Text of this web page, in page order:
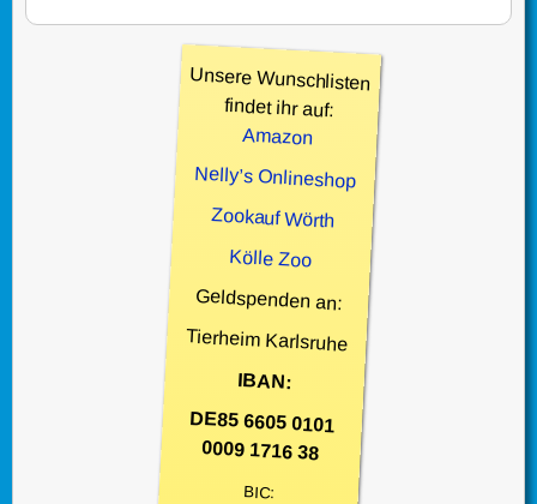
Unsere Wunschlisten
findet ihr auf:
Amazon
Nelly’s Onlineshop
Zookauf Wörth
Kölle Zoo
Geldspenden an:
Tierheim Karlsruhe
IBAN:
DE85 6605 0101
0009 1716 38
BIC: